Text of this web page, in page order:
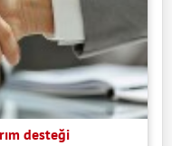
desteği